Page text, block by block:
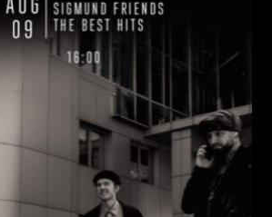
НЕДІЛЯ, 09 СЕРПНЯ
Павло Литвиненко (Рояль,) /Денис
/ Олександр Люлякін (Барабани ) /